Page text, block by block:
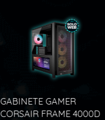
GABINETE GAMER
CORSAIR FRAME 4000D